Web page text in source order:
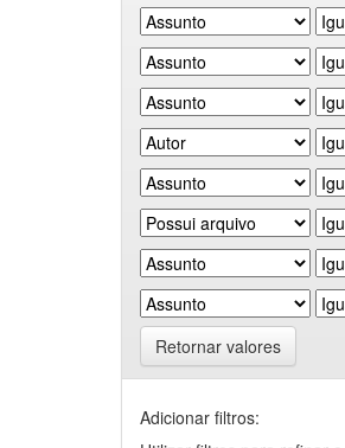
Retornar valores
Adicionar filtros: